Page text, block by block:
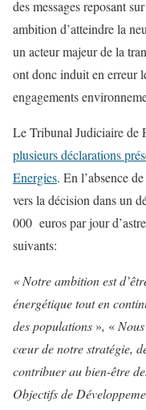
des messages reposant
ambition d’atteindre la
un acteur majeur de la
ont donc induit en erreur
engagements
Le Tribunal Judiciaire de
plusieurs déclarations
Energies. En l’absence
vers la décision dans un
000 euros par jour
suivants:
« Notre ambition est
énergétique tout en
des populations », «
cœur de notre stratégie,
contribuer au bien-être
Objectifs de